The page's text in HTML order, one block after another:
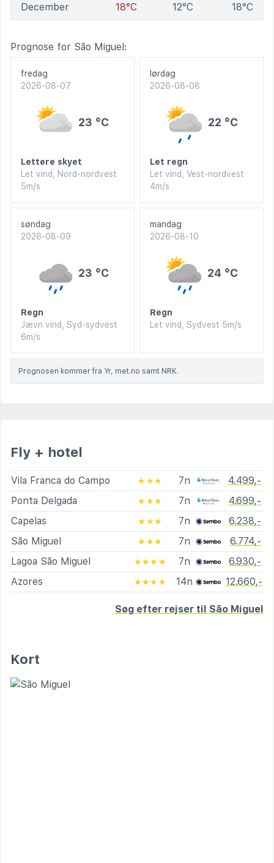
December 18°C 12°C 18°C
Prognose for São Miguel:
fredag
2026-08-07
23 °C
Lettere skyet
Let vind, Nord-nordvest
5m/s
lørdag
2026-08-08
22 °C
Let regn
Let vind, Vest-nordvest
4m/s
søndag
2026-08-09
23 °C
Regn
Jævn vind, Syd-sydvest
6m/s
mandag
2026-08-10
24 °C
Regn
Let vind, Sydvest 5m/s
Prognosen kommer fra Yr, met.no samt NRK.
Fly + hotel
Vila Franca do Campo ★★★ 7n
4.499,-
Ponta Delgada
★★★ 7n
4.699,-
Capelas
★★★ 7n
6.238,-
São Miguel
★★★ 7n
6.774,-
Lagoa São Miguel
★★★★ 7n
6.930,-
Azores
★★★★ 14n 12.660,-
Søg efter rejser til São Miguel
Kort